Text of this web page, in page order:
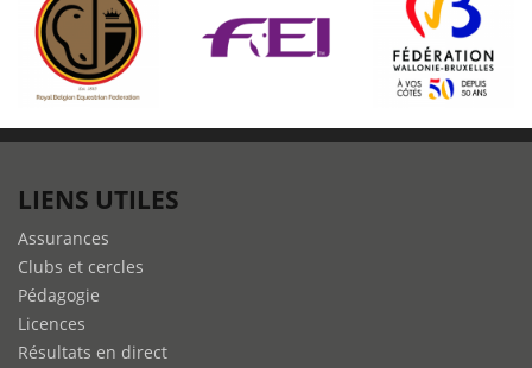
LIENS UTILES
Assurances
Clubs et cercles
Pédagogie
Licences
Résultats en direct